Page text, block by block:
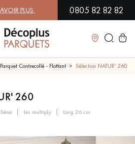
PLUS| PROFITEZ DE NOS PETITS
0805 82 82 82
Fermer
PLUS COURANTES
Parquet Contrecollé - Flottant Sélection NATUR' 260
260
chêne les multiply larg 26 cm